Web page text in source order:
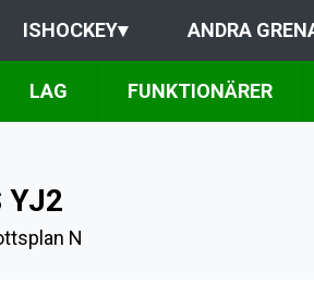
ISHOCKEY▾ ANDRA
LAG FUNKTIONÄRER
YJ2
N